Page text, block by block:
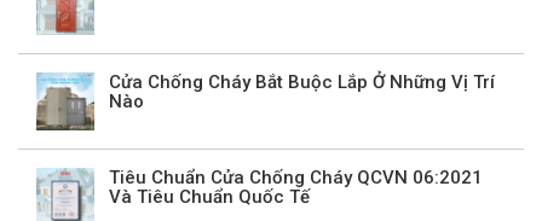
Cửa Chống Cháy Bắt Buộc Lắp Ở Những Vị Trí
Nào
Tiêu Chuẩn Cửa Chống Cháy QCVN 06:2021
Và Tiêu Chuẩn Quốc Tế